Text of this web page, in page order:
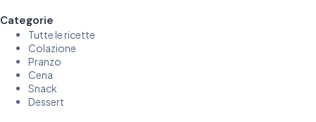
Categorie
Tutte le ricette
Colazione
Pranzo
Cena
Snack
Dessert